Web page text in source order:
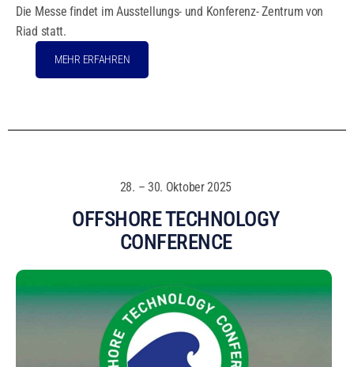
Die Messe findet im Ausstellungs- und Konferenz- Zentrum von
Riad statt.
MEHR ERFAHREN
28. – 30. Oktober 2025
OFFSHORE TECHNOLOGY
CONFERENCE